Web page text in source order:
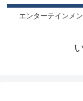
エンターテインメ